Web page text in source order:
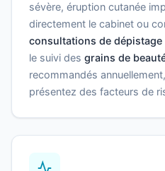
sévère, éruption cutanée
directement le cabinet ou
consultations de dépistage
le suivi des grains de
recommandés
présentez des facteurs de